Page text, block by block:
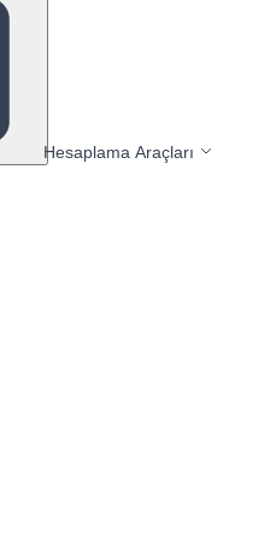
Hesaplama Araçları